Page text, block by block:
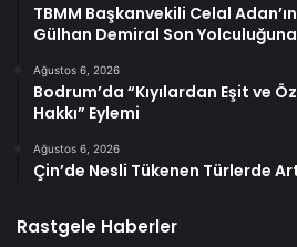
TBMM Başkanvekili Celal
Gülhan Demiral Son
Ağustos 6, 2026
Bodrum’da “Kıyılardan Eşit ve
Hakkı” Eylemi
Ağustos 6, 2026
Çin’de Nesli Tükenen Türlerde
Rastgele Haberler